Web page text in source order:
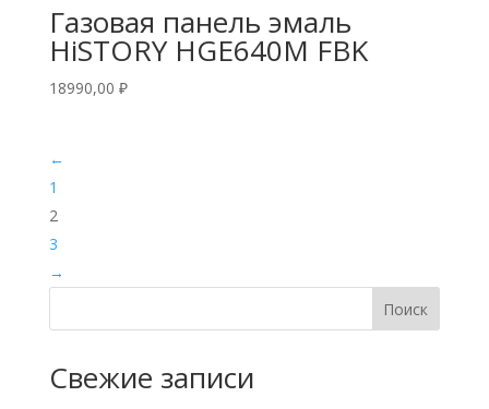
Газовая панель эмаль
HiSTORY HGE640M FBK
18990,00 ₽
←
1
2
3
→
Поиск
Свежие записи